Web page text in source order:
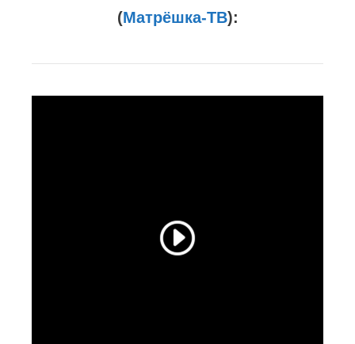
(Матрёшка-ТВ):